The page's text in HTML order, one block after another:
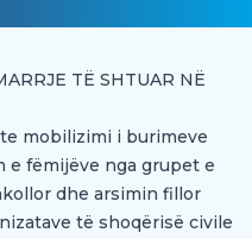
TË SHTUAR NË
mobilizimi i burimeve
fëmijëve nga grupet e
dhe arsimin fillor
të shoqërisë civile